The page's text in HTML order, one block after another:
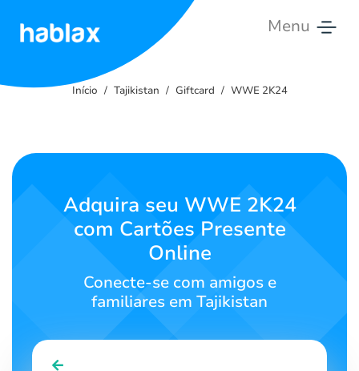
Menu
Contate-
Início Tajikistan Giftcard WWE 2K24
Adquira seu WWE 2K24
com Cartões Presente
Online
Conecte-se com amigos e
familiares em Tajikistan